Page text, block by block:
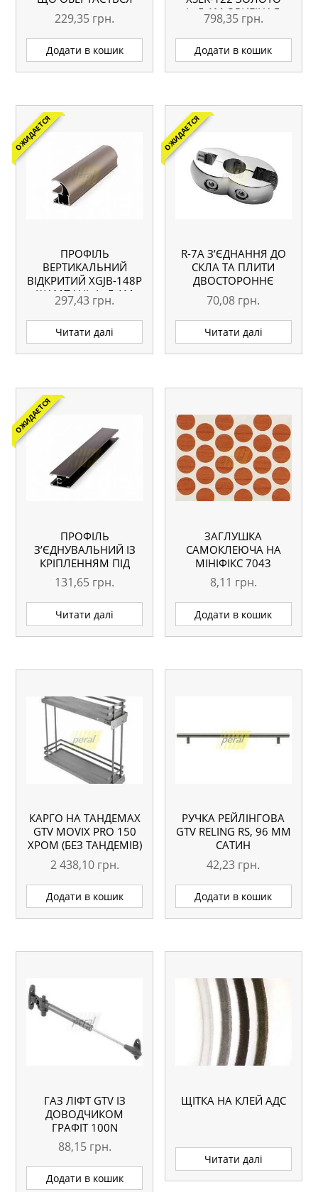
229,35 грн.
Додати в кошик
L=5.1М ОРИГІНАЛ
798,35 грн.
Додати в кошик
ОЖИДАЕТСЯ
ПРОФІЛЬ
ВЕРТИКАЛЬНИЙ
ВІДКРИТИЙ XGJB-148P
ШАМПАНЬ L=5.1М
АНАЛОГ
297,43 грн.
Читати далі
ОЖИДАЕТСЯ
R-7А З’ЄДНАННЯ ДО
СКЛА ТА ПЛИТИ
ДВОСТОРОННЄ
70,08 грн.
Читати далі
ОЖИДАЕТСЯ
ПРОФІЛЬ
З’ЄДНУВАЛЬНИЙ ІЗ
КРІПЛЕННЯМ ПІД
ГВИНТ TY-003 ВЕНГЕ
ГЛЯНЕЦЬ L=5.1М
ОРИГІНАЛ
131,65 грн.
Читати далі
ЗАГЛУШКА
САМОКЛЕЮЧА НА
МІНІФІКС 7043
ВИШНЯ-ВІЛЬХА
8,11 грн.
Додати в кошик
КАРГО НА ТАНДЕМАХ
GTV MOVIX PRO 150
ХРОМ (БЕЗ ТАНДЕМІВ)
2 438,10 грн.
Додати в кошик
РУЧКА РЕЙЛІНГОВА
GTV RELING RS, 96 ММ
САТИН
42,23 грн.
Додати в кошик
ГАЗ ЛІФТ GTV ІЗ
ДОВОДЧИКОМ
ГРАФІТ 100N
88,15 грн.
Додати в кошик
ЩІТКА НА КЛЕЙ АДС
Читати далі